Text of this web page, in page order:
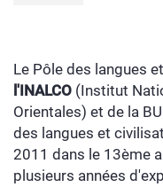
Le Pôle des langues
l'INALCO (Institut
Orientales) et de la
des langues et
2011 dans le 13ème
plusieurs années